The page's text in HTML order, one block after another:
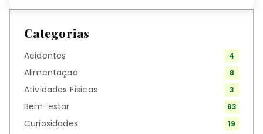
Categorias
Acidentes 4
Alimentação 8
Atividades Físicas 3
Bem-estar 63
Curiosidades 19